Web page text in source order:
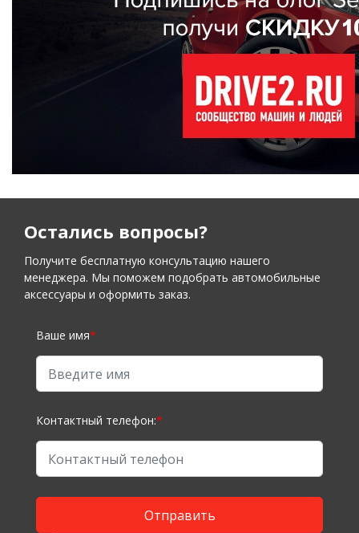
Остались вопросы?
Получите бесплатную консультацию нашего
менеджера. Мы поможем подобрать автомобильные
аксессуары и оформить заказ.
Ваше имя*
Контактный телефон:*